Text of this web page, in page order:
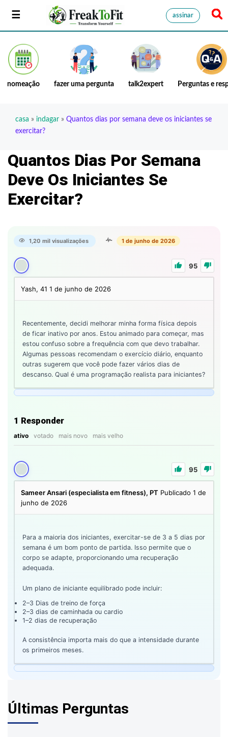
assinar
nomeação fazer uma pergunta talk2expert Perguntas e
casa » indagar » Quantos dias por semana deve os iniciantes se
exercitar?
Quantos Dias Por Semana
Deve Os Iniciantes Se
Exercitar?
1,20 mil visualizações 1 de junho de 2026
95
Yash, 41 1 de junho de 2026
Recentemente, decidi melhorar minha forma física depois
de ficar inativo por anos. Estou animado para começar, mas
estou confuso sobre a frequência com que devo trabalhar.
Algumas pessoas recomendam o exercício diário, enquanto
outras sugerem que você pode fazer vários dias de
descanso. Qual é uma programação realista para iniciantes?
1 Responder
ativo votado mais novo mais velho
95
Sameer Ansari (especialista em fitness), PT Publicado 1 de
junho de 2026
Para a maioria dos iniciantes, exercitar-se de 3 a 5 dias por
semana é um bom ponto de partida. Isso permite que o
corpo se adapte, proporcionando uma recuperação
adequada.
Um plano de iniciante equilibrado pode incluir:
2–3 Dias de treino de força
2–3 dias de caminhada ou cardio
1–2 dias de recuperação
A consistência importa mais do que a intensidade durante
os primeiros meses.
Últimas Perguntas